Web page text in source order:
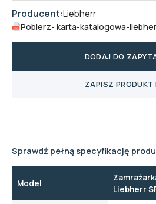
Producent:Liebherr
Pobierz- karta-katalogowa-
DODAJ DO
ZAPISZ PRODUKT
Sprawdź pełną specyfikację
Model
Liebherr